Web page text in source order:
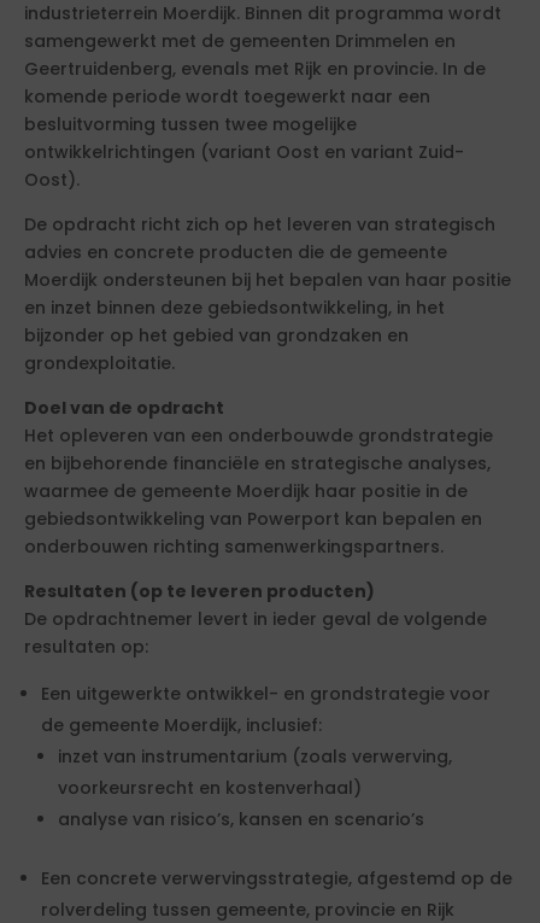
industrieterrein Moerdijk. Binnen dit programma wordt
samengewerkt met de gemeenten Drimmelen en
Geertruidenberg, evenals met Rijk en provincie. In de
komende periode wordt toegewerkt naar een
besluitvorming tussen twee mogelijke
ontwikkelrichtingen (variant Oost en variant Zuid-
Oost).
De opdracht richt zich op het leveren van strategisch
advies en concrete producten die de gemeente
Moerdijk ondersteunen bij het bepalen van haar positie
en inzet binnen deze gebiedsontwikkeling, in het
bijzonder op het gebied van grondzaken en
grondexploitatie.
Doel van de opdracht
Het opleveren van een onderbouwde grondstrategie
en bijbehorende financiële en strategische analyses,
waarmee de gemeente Moerdijk haar positie in de
gebiedsontwikkeling van Powerport kan bepalen en
onderbouwen richting samenwerkingspartners.
Resultaten (op te leveren producten)
De opdrachtnemer levert in ieder geval de volgende
resultaten op:
Een uitgewerkte ontwikkel- en grondstrategie voor
de gemeente Moerdijk, inclusief:
inzet van instrumentarium (zoals verwerving,
voorkeursrecht en kostenverhaal)
analyse van risico’s, kansen en scenario’s
Een concrete verwervingsstrategie, afgestemd op de
rolverdeling tussen gemeente, provincie en Rijk